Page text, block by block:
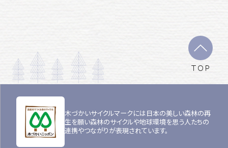
TOP
木づかいサイクルマークには日本の美しい森林の再
生を願い森林のサイクルや地球環境を思う人たちの
連携やつながりが表現されています。